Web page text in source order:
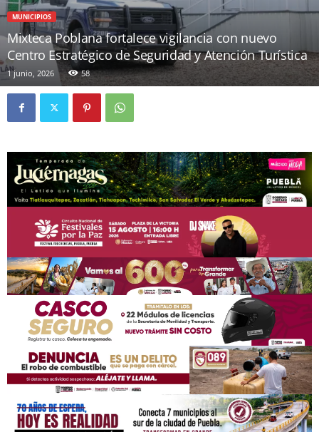
MUNICIPIOS
Mixteca Poblana fortalece vigilancia con nuevo
Centro Estratégico de Seguridad y Atención Turística
1 junio, 2026 58